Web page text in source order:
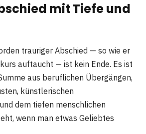
mit Tiefe und
trauriger Abschied — so wie er
auftaucht — ist kein Ende. Es ist
aus beruflichen Übergängen,
künstlerischen
dem tiefen menschlichen
wenn man etwas Geliebtes